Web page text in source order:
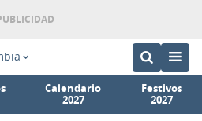
Calendario
2027
Festivos
2027